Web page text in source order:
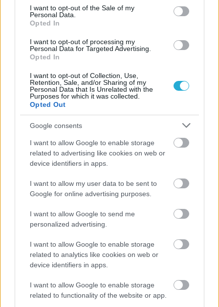
consent section.
I want to opt-out of the Sale of my
Personal Data.
Opted In
I want to opt-out of processing my
Personal Data for Targeted Advertising.
Opted In
I want to opt-out of Collection, Use,
Retention, Sale, and/or Sharing of my
Personal Data that Is Unrelated with the
Purposes for which it was collected.
Opted Out
Google consents
I want to allow Google to enable storage
related to advertising like cookies on web or
device identifiers in apps.
I want to allow my user data to be sent to
Google for online advertising purposes.
I want to allow Google to send me
personalized advertising.
I want to allow Google to enable storage
related to analytics like cookies on web or
device identifiers in apps.
I want to allow Google to enable storage
related to functionality of the website or app.